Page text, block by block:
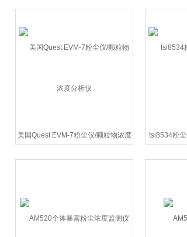
美国Quest EVM-7粉尘仪/颗粒物浓度 tsi8534粉